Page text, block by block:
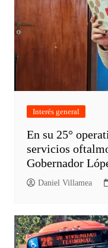
Interés general
En su 25°
servicios
Gobernador
Daniel Villamea